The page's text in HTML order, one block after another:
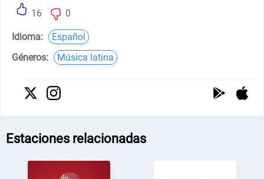
16 0
Idioma:
Español
Géneros:
Música latina
Estaciones relacionadas